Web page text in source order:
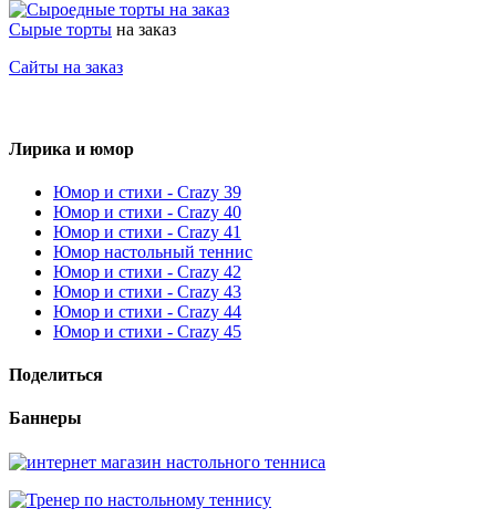
Сырые торты на заказ
Сайты на заказ
Лирика и юмор
Юмор и стихи - Crazy 39
Юмор и стихи - Crazy 40
Юмор и стихи - Crazy 41
Юмор настольный теннис
Юмор и стихи - Crazy 42
Юмор и стихи - Crazy 43
Юмор и стихи - Crazy 44
Юмор и стихи - Crazy 45
Поделиться
Баннеры